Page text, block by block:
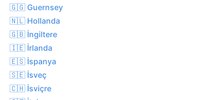
🇬🇬 Guernsey
🇳🇱 Hollanda
🇬🇧 İngiltere
🇮🇪 İrlanda
🇪🇸 İspanya
🇸🇪 İsveç
🇨🇭 İsviçre